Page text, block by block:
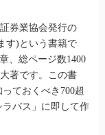
券業協会発行の
す)という書籍で
、総ページ数1400
著です。この書
ておくべき700超
バス」に即して作